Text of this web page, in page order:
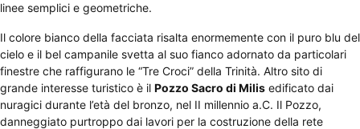
linee semplici e geometriche.
Il colore bianco della facciata risalta enormemente con il puro blu del
cielo e il bel campanile svetta al suo fianco adornato da particolari
finestre che raffigurano le “Tre Croci” della Trinità. Altro sito di
grande interesse turistico è il Pozzo Sacro di Milis edificato dai
nuragici durante l’età del bronzo, nel II millennio a.C. Il Pozzo,
danneggiato purtroppo dai lavori per la costruzione della rete